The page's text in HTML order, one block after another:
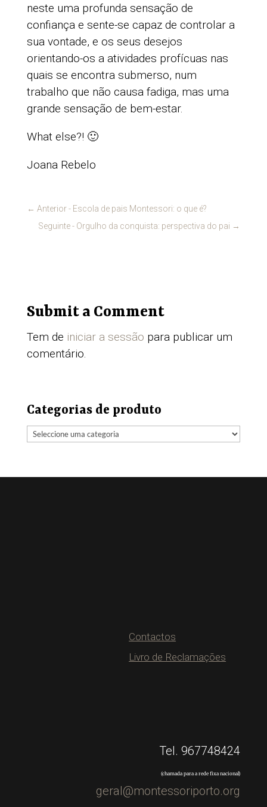
neste uma profunda sensação de
confiança e sente-se capaz de controlar a
sua vontade, e os seus desejos
orientando-os a atividades profícuas nas
quais se encontra submerso, num
trabalho que não causa fadiga, mas uma
grande sensação de bem-estar.
What else?! 🙂
Joana Rebelo
← Anterior - Escola de pais Montessori: o que é?
Seguinte - Orgulho da conquista: perspectiva do pai →
Submit a Comment
Tem de iniciar a sessão para publicar um
comentário.
Categorias de produto
Contactos
Livro de Reclamações
Tel. 967748424
(chamada para a rede fixa nacional)
geral@montessoriporto.org